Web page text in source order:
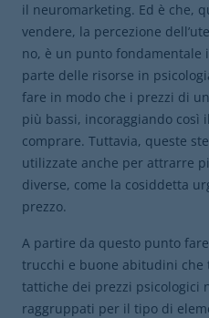
il neuromarketing. Ed è che,
vendere, la percezione
no, è un punto fondamentale
parte delle risorse in
fare in modo che i prezzi di
più bassi, incoraggiando così
comprare. Tuttavia, queste
utilizzate anche per attrarre
diverse, come la cosiddetta
prezzo.
A partire da questo punto
trucchi e buone abitudini
tattiche dei prezzi psicologici
raggruppati per il tipo di